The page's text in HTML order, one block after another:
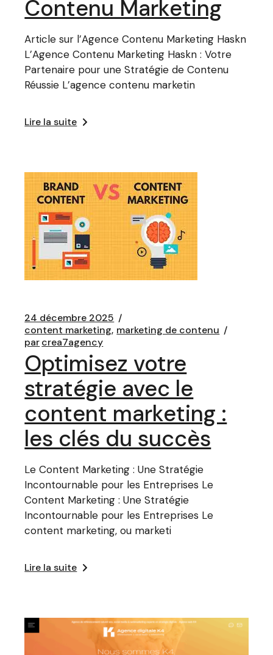
Contenu Marketing
Article sur l’Agence Contenu Marketing Haskn
L’Agence Contenu Marketing Haskn : Votre
Partenaire pour une Stratégie de Contenu
Réussie L’agence contenu marketin
Lire la suite
24 décembre 2025
content marketing marketing de contenu
parcrea7agency
Optimisez votre
stratégie avec le
content marketing :
les clés du succès
Le Content Marketing : Une Stratégie
Incontournable pour les Entreprises Le
Content Marketing : Une Stratégie
Incontournable pour les Entreprises Le
content marketing, ou marketi
Lire la suite